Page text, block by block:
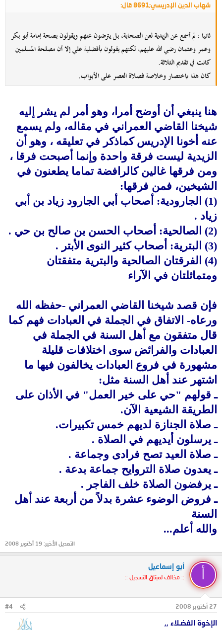
شهاب الدين الإدريسي;8691 قال:
ثانيا : لم أسمع عن الزيدية لعن الصحابة، بل يترضون عنهم ويقولون بصحة إمامة أبو بكر
وعمر وعثمان رضي الله عليهم، لكنهم يقولون بأفضلية علي إلا أن مصلحة المسلمين
كانت في تقديم الثلاثة.
كان هذا باختصار وخلاصة فصلاة العصر على الأبواب.
هنا ينبغي أن أوضح أمرا، وهو أمر لم يشر إليه
شيخنا القاضي العمراني في مقاله، ولم يسمع
عنه أخونا الإدريس كماذكر في تعليقه ، وهو أن
الزيدية ليست فرقة واحدة وإنما أصبحت فرقا ،
ومن فرقها غالين كالرافضة تماما يطعنون في
الشيخين، فمن فرقها:
(1) الجارودية: أصحاب أبي الجارود زياد بن أبي
زياد .
(2) الصالحية: أصحاب الحسن بن صالح بن حي .
(3) البترية: أصحاب كثير النوى الأبتر .
(4) الفرقتان الصالحية والبترية متفقتان
ومتماثلتان في الآراء
فإن قصد شيخنا القاضي العمراني -حفظه الله
ورعاه- الاتفاق في الجملة في العبادات فهم كما
قال متفقون مع أهل السنة في الجملة في
العبادات والفرائض سوى اختلافات قليلة
مشهورة في فروع العبادات يخالفون فيها ما
اشتهر عند أهل السنة مثل:
ـ قولهم "حي على خير العمل" في الأذان على
الطريقة الشيعية الآن.
ـ صلاة الجنازة لديهم خمس تكبيرات.
ـ يرسلون أيديهم في الصلاة .
ـ صلاة العيد تصح فرادى وجماعة .
ـ يعدون صلاة التروايح جماعة بدعة .
ـ يرفضون الصلاة خلف الفاجر .
ـ فروض الوضوء عشرة بدلاً من أربعة عند أهل
السنة
والله أعلم...
التعديل الأخير: 19 أكتوبر 2008
أبو إسماعيل
:: مخالف لميثاق التسجيل ::
27 أكتوبر 2008 #4
الإخوة الفضـلاء ,,